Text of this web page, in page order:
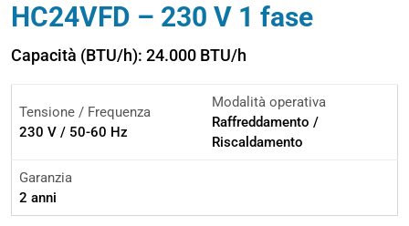
HC24VFD – 230 V 1 fase
Capacità (BTU/h): 24.000 BTU/h
Tensione / Frequenza
230 V / 50-60 Hz
Modalità operativa
Raffreddamento /
Riscaldamento
Garanzia
2 anni